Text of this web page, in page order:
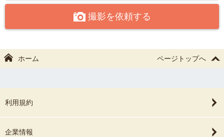
○一緒に遊びながら撮影します。
○ご自宅にお伺いしての撮影も可能です。
○撮影許可が必要な場所に関して
神社・公共施設等では、撮影内容により商業撮影の申請及び申請料
が必要になる場合がございます。
撮影を依頼する
ホーム ページトップへ
利用規約
企業情報